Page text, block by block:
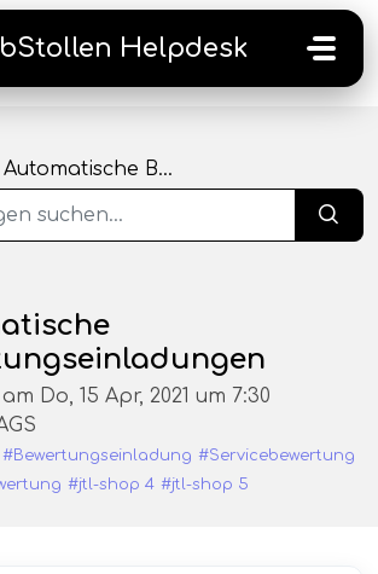
Inhalt gehen
Helpdesk
Automatische Bewertungseinladungen
Do, 15 Apr, 2021 um 7:30
#Bewertungseinladung #Servicebewertung
#jtl-shop 4 #jtl-shop 5